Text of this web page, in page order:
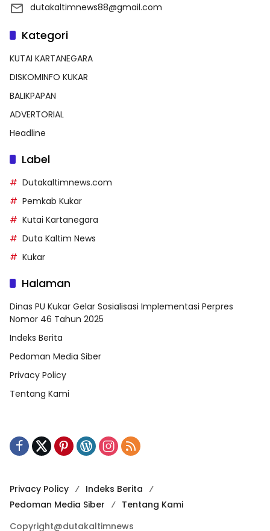
dutakaltimnews88@gmail.com
Kategori
KUTAI KARTANEGARA
DISKOMINFO KUKAR
BALIKPAPAN
ADVERTORIAL
Headline
Label
Dutakaltimnews.com
Pemkab Kukar
Kutai Kartanegara
Duta Kaltim News
Kukar
Halaman
Dinas PU Kukar Gelar Sosialisasi Implementasi Perpres
Nomor 46 Tahun 2025
Indeks Berita
Pedoman Media Siber
Privacy Policy
Tentang Kami
Privacy Policy
Indeks Berita
Pedoman Media Siber
Tentang Kami
Copyright@dutakaltimnews